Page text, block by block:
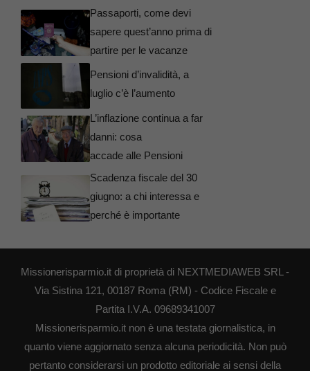
Passaporti, come devi
sapere quest’anno prima di
partire per le vacanze
Pensioni d’invalidità, a
luglio c’è l’aumento
L’inflazione continua a far
danni: cosa
accade alle Pensioni
Scadenza fiscale del 30
giugno: a chi interessa e
perché è importante
Missionerisparmio.it di proprietà di NEXTMEDIAWEB SRL -
Via Sistina 121, 00187 Roma (RM) - Codice Fiscale e
Partita I.V.A. 09689341007
Missionerisparmio.it non è una testata giornalistica, in
quanto viene aggiornato senza alcuna periodicità. Non può
pertanto considerarsi un prodotto editoriale ai sensi della